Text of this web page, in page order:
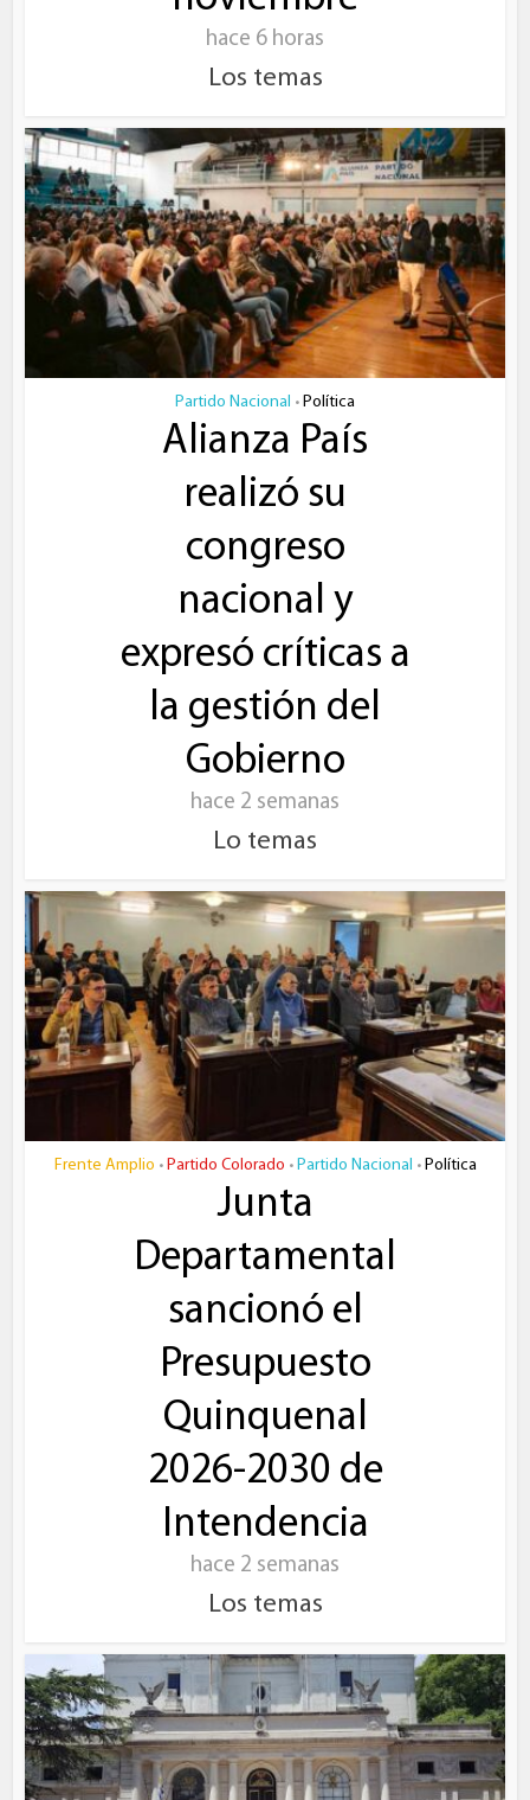
hace 6 horas
Los temas
Partido Nacional • Política
Alianza País
realizó su
congreso
nacional y
expresó críticas a
la gestión del
Gobierno
hace 2 semanas
Lo temas
Frente Amplio • Partido Colorado • Partido Nacional • Política
Junta
Departamental
sancionó el
Presupuesto
Quinquenal
2026-2030 de
Intendencia
hace 2 semanas
Los temas